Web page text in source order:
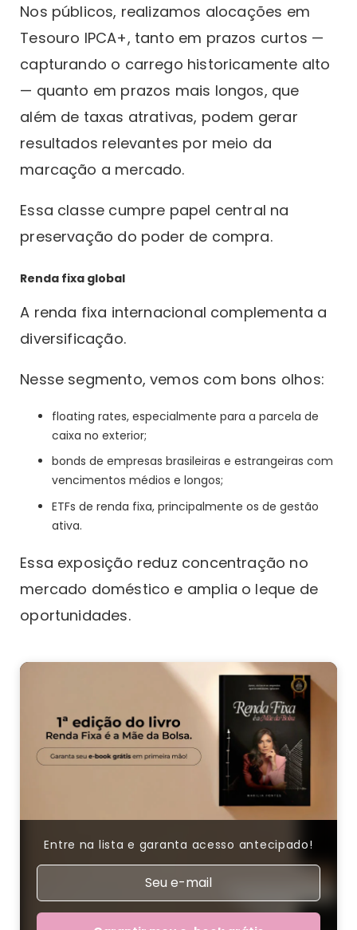
Nos públicos, realizamos alocações em
Tesouro IPCA+, tanto em prazos curtos —
capturando o carrego historicamente alto
— quanto em prazos mais longos, que
além de taxas atrativas, podem gerar
resultados relevantes por meio da
marcação a mercado.
Essa classe cumpre papel central na
preservação do poder de compra.
Renda fixa global
A renda fixa internacional complementa a
diversificação.
Nesse segmento, vemos com bons olhos:
floating rates, especialmente para a parcela de
caixa no exterior;
bonds de empresas brasileiras e estrangeiras com
vencimentos médios e longos;
ETFs de renda fixa, principalmente os de gestão
ativa.
Essa exposição reduz concentração no
mercado doméstico e amplia o leque de
oportunidades.
Entre na lista e garanta acesso antecipado!